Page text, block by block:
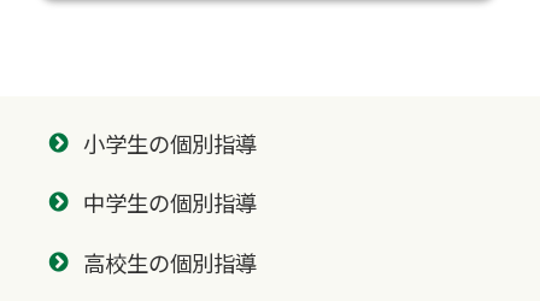
小学生の個別指導
中学生の個別指導
高校生の個別指導